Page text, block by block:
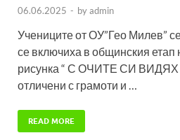
06.06.2025 - byadmin
Учениците от ОУ”Гео Милев”
се включиха в общинския етап
рисунка “ С ОЧИТЕ СИ ВИДЯХ
отличени с грамоти и …
READ MORE